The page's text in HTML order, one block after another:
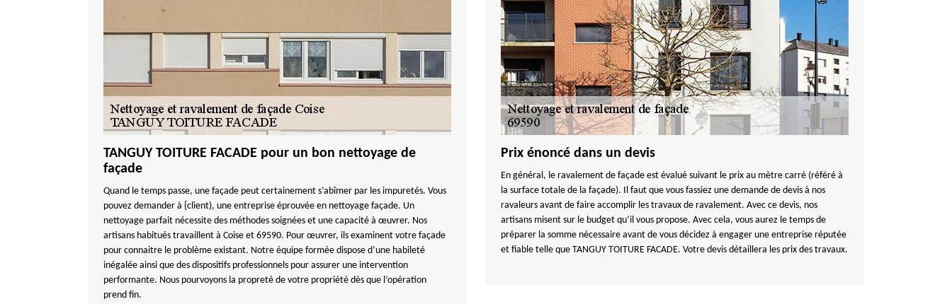
TANGUY TOITURE FACADE pour un bon nettoyage de
façade
Quand le temps passe, une façade peut certainement s’abîmer par les impuretés. Vous
pouvez demander à {client), une entreprise éprouvée en nettoyage façade. Un
nettoyage parfait nécessite des méthodes soignées et une capacité à œuvrer. Nos
artisans habitués travaillent à Coise et 69590. Pour œuvrer, ils examinent votre façade
pour connaitre le problème existant. Notre équipe formée dispose d’une habileté
inégalée ainsi que des dispositifs professionnels pour assurer une intervention
performante. Nous pourvoyons la propreté de votre propriété dès que l’opération
prend fin.
Prix énoncé dans un devis
En général, le ravalement de façade est évalué suivant le prix au mètre carré (référé à
la surface totale de la façade). Il faut que vous fassiez une demande de devis à nos
ravaleurs avant de faire accomplir les travaux de ravalement. Avec ce devis, nos
artisans misent sur le budget qu’il vous propose. Avec cela, vous aurez le temps de
préparer la somme nécessaire avant de vous décidez à engager une entreprise réputée
et fiable telle que TANGUY TOITURE FACADE. Votre devis détaillera les prix des travaux.